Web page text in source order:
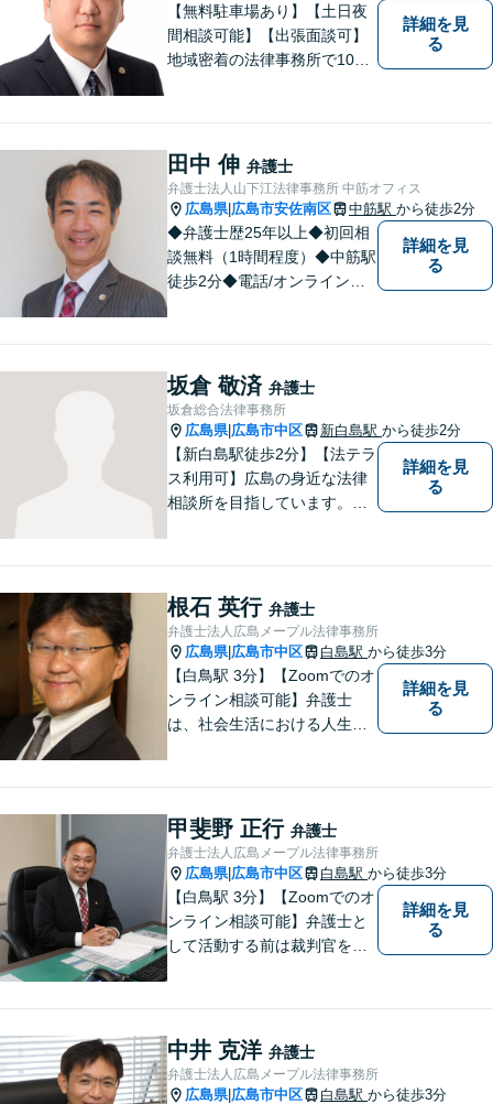
【無料駐車場あり】【土日夜
間相談可能】【出張面談可】
地域密着の法律事務所で10年
面談も承っています！【借金
問題相談無料】
詳細を見
る
田中 伸 弁護士
弁護士法人山下江法律事務所 中筋オフィス
広島県| 広島市安佐南区 中筋駅 から徒歩2分
◆弁護士歴25年以上◆初回相
談無料（1時間程度）◆中筋駅
徒歩2分◆電話/オンライン相
地域の皆様に寄り添い、地域
密着型の法律事務所としてよ
り身近な法的サービスを提供
します。
詳細を見
る
坂倉 敬済 弁護士
坂倉総合法律事務所
広島県| 広島市中区 新白島駅 から徒歩2分
【新白島駅徒歩2分】【法テラ
ス利用可】広島の身近な法律
相談所を目指しています。依
ルにお悩みの方はご相談くだ
さい。
詳細を見
る
根石 英行 弁護士
弁護士法人広島メープル法律事務所
広島県| 広島市中区 白島駅 から徒歩3分
【白鳥駅 3分】【Zoomでのオ
ンライン相談可能】弁護士
は、社会生活における人生の
整えておりますので、困った
とき、迷ったときはお気軽に
ご相談ください。
詳細を見
る
甲斐野 正行 弁護士
弁護士法人広島メープル法律事務所
広島県| 広島市中区 白島駅 から徒歩3分
【白鳥駅 3分】【Zoomでのオ
ンライン相談可能】弁護士と
して活動する前は裁判官を務
と思っています。少しでも何
か気になることがありました
ら、お気軽にご相談くださ
詳細を見
る
中井 克洋 弁護士
弁護士法人広島メープル法律事務所
広島県| 広島市中区 白島駅 から徒歩3分